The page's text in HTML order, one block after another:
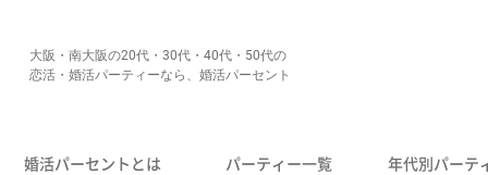
大阪・南大阪の20代・30代・40代・50代の
恋活・婚活パーティーなら、婚活パーセント
婚活パーセントとは パーティー一覧 年代別パーテ